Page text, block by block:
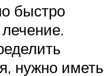
быстро
нужно иметь